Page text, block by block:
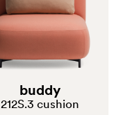
buddy
212S.3 cushion